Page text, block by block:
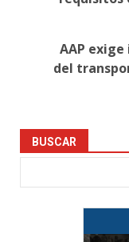
AAP
del
BUSCAR